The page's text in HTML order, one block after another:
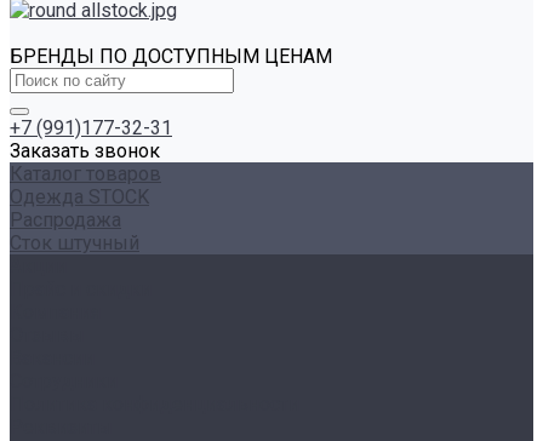
БРЕНДЫ ПО ДОСТУПНЫМ ЦЕНАМ
+7 (991)177-32-31
Заказать звонок
Каталог товаров
Одежда STOCK
Распродажа
Сток штучный